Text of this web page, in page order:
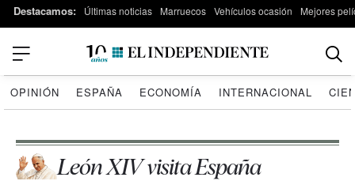
Destacamos: Últimas noticias Marruecos Vehículos ocasión Mejores
OPINIÓN ESPAÑA ECONOMÍA INTERNACIONAL
León XIV visita España